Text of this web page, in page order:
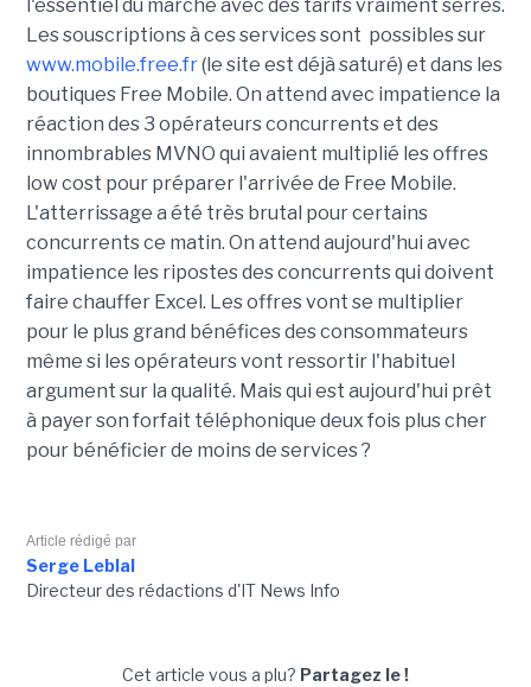
l'essentiel du marché avec des tarifs vraiment serrés.
Les souscriptions à ces services sont possibles sur
www.mobile.free.fr(le site est déjà saturé) et dans les
boutiques Free Mobile. On attend avec impatience la
réaction des 3 opérateurs concurrents et des
innombrables MVNO qui avaient multiplié les offres
low cost pour préparer l'arrivée de Free Mobile.
L'atterrissage a été très brutal pour certains
concurrents ce matin. On attend aujourd'hui avec
impatience les ripostes des concurrents qui doivent
faire chauffer Excel. Les offres vont se multiplier
pour le plus grand bénéfices des consommateurs
même si les opérateurs vont ressortir l'habituel
argument sur la qualité. Mais qui est aujourd'hui prêt
à payer son forfait téléphonique deux fois plus cher
pour bénéficier de moins de services ?
Article rédigé par
Serge Leblal
Directeur des rédactions d'IT News Info
Cet article vous a plu? Partagez le !